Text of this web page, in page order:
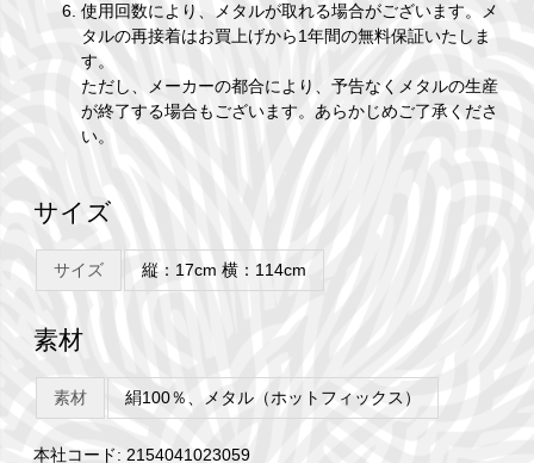
使用回数により、メタルが取れる場合がございます。メ
タルの再接着はお買上げから1年間の無料保証いたしま
す。
ただし、メーカーの都合により、予告なくメタルの生産
が終了する場合もございます。あらかじめご了承くださ
い。
サイズ
サイズ 縦：17cm 横：114cm
素材
素材 絹100％、メタル（ホットフィックス）
本社コード: 2154041023059